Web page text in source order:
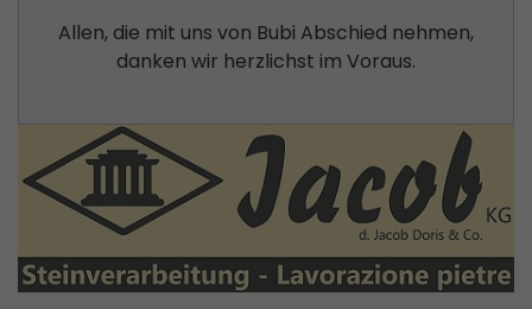
Allen, die mit uns von Bubi Abschied nehmen,
danken wir herzlichst im Voraus.